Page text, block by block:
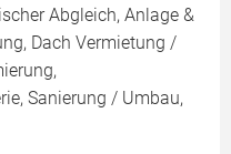
Abgleich, Anlage &
Dach Vermietung /
Sanierung / Umbau,